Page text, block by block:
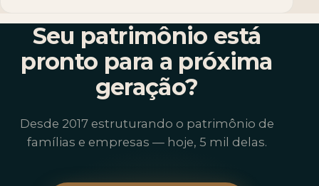
Seu patrimônio está
pronto para a próxima
geração?
Desde 2017 estruturando o patrimônio de
famílias e empresas — hoje, 5 mil delas.